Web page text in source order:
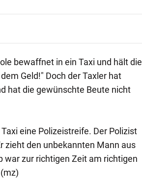
bewaffnet in ein Taxi und hält die
Geld!" Doch der Taxler hat
hat die gewünschte Beute nicht
eine Polizeistreife. Der Polizist
zieht den unbekannten Mann aus
war zur richtigen Zeit am richtigen